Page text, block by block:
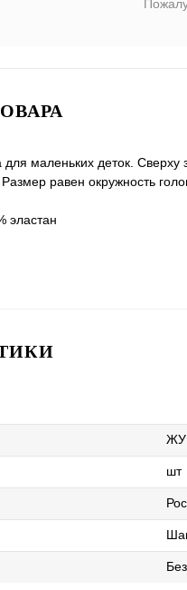
маленьких деток.
равен окружность
эластан
шт